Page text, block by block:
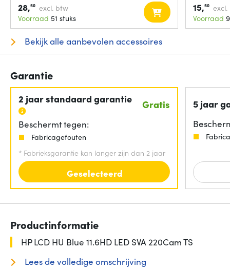
28,50 excl. btw
Voorraad 51 stuks
15,50
Voorraad
Bekijk alle aanbevolen accessoires
Garantie
2 jaar standaard garantie Gratis
Beschermt tegen:
Fabricagefouten
* Fabrieksgarantie kan langer zijn dan 2 jaar
Geselecteerd
5 jaar
Productinformatie
HP LCD HU Blue 11.6HD LED SVA 220Cam TS
Lees de volledige omschrijving